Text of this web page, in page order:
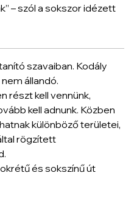
– szól a sokszor idézett
szavaiban. Kodály
állandó.
részt kell vennünk,
kell adnunk. Közben
különböző területei,
rögzített
és sokszínű út